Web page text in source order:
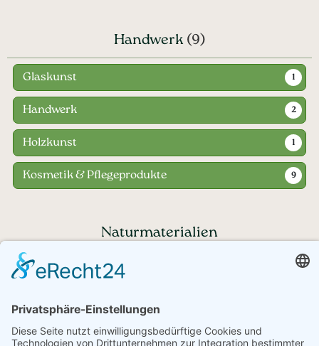
Handwerk (9)
Glaskunst 1
Handwerk 2
Holzkunst 1
Kosmetik & Pflegeprodukte 9
Naturmaterialien
Haben Sie noch Fragen?